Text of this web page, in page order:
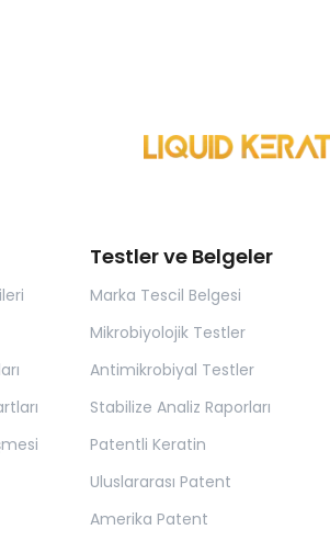
Testler ve Belgeler
Marka Tescil Belgesi
Mikrobiyolojik Testler
Antimikrobiyal Testler
Stabilize Analiz Raporları
Patentli Keratin
Uluslararası Patent
Amerika Patent